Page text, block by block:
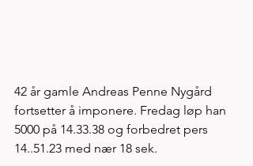
42 år gamle Andreas Penne Nygård
fortsetter å imponere. Fredag løp han
5000 på 14.33.38 og forbedret pers
14..51.23 med nær 18 sek.